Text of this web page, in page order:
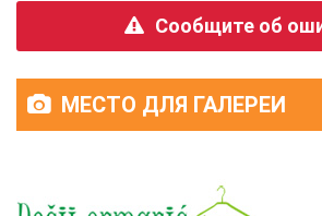
Сообщите об
МЕСТО ДЛЯ ГАЛЕРЕИ